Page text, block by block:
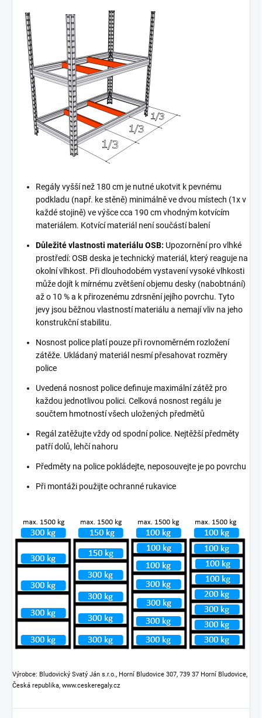
Regály vyšší než 180 cm je nutné ukotvit k pevnému
podkladu (např. ke stěně) minimálně ve dvou místech (1x v
každé stojině) ve výšce cca 190 cm vhodným kotvícím
materiálem. Kotvící materiál není součástí balení
Důležité vlastnosti materiálu OSB: Upozornění pro vlhké
prostředí: OSB deska je technický materiál, který reaguje na
okolní vlhkost. Při dlouhodobém vystavení vysoké vlhkosti
může dojít k mírnému zvětšení objemu desky (nabobtnání)
až o 10 % a k přirozenému zdrsnění jejího povrchu. Tyto
jevy jsou běžnou vlastností materiálu a nemají vliv na jeho
konstrukční stabilitu.
Nosnost police platí pouze při rovnoměrném rozložení
zátěže. Ukládaný materiál nesmí přesahovat rozměry
police
Uvedená nosnost police definuje maximální zátěž pro
každou jednotlivou polici. Celková nosnost regálu je
součtem hmotností všech uložených předmětů
Regál zatěžujte vždy od spodní police. Nejtěžší předměty
patří dolů, lehčí nahoru
Předměty na police pokládejte, neposouvejte je po povrchu
Při montáži použijte ochranné rukavice
Výrobce: Bludovický Svatý Ján s.r.o., Horní Bludovice 307, 739 37 Horní Bludovice,
Česká republika, www.ceskeregaly.cz